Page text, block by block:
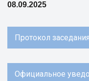
08.09.2025
Протокол заседания
Официальное